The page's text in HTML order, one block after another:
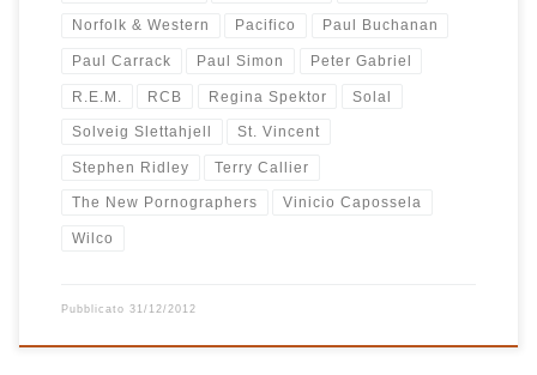
Norfolk & Western Pacifico Paul Buchanan
Paul Carrack Paul Simon Peter Gabriel
R.E.M. RCB Regina Spektor Solal
Solveig Slettahjell St. Vincent
Stephen Ridley Terry Callier
The New Pornographers Vinicio Capossela
Wilco
Pubblicato 31/12/2012